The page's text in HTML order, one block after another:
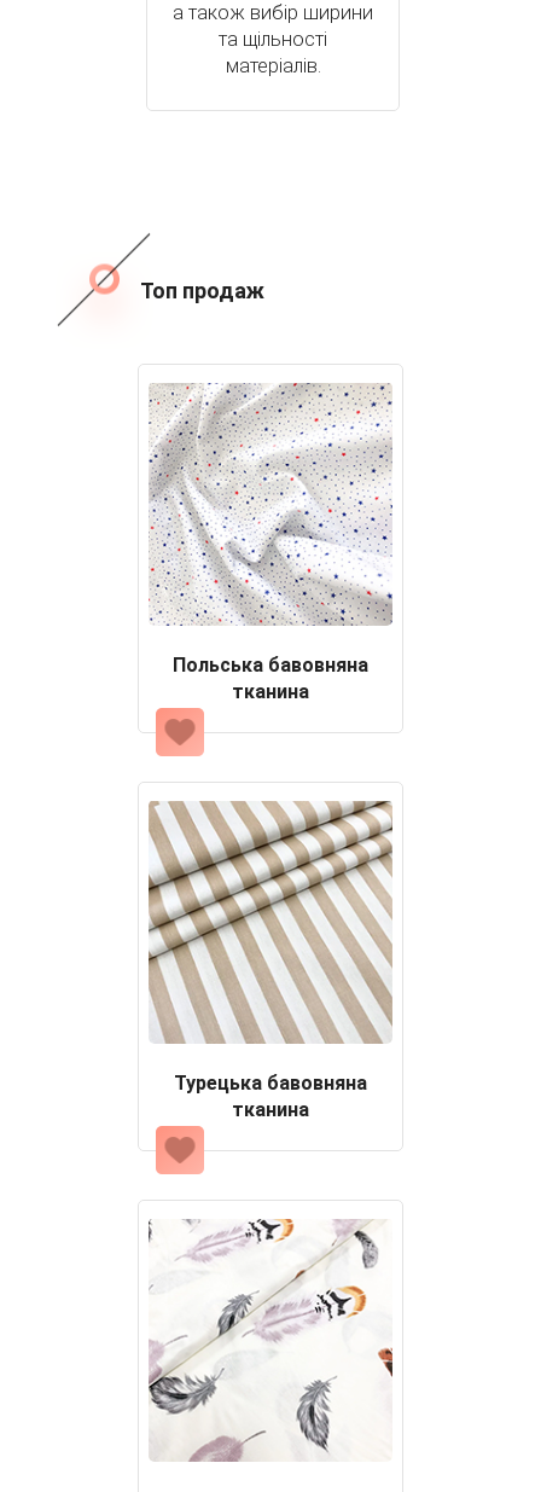
а також вибір ширини
та щільності
матеріалів.
Топ продаж
Польська бавовняна
тканина
Турецька бавовняна
тканина